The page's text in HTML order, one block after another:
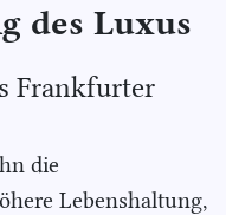
des Luxus
Frankfurter
die
Lebenshaltung,